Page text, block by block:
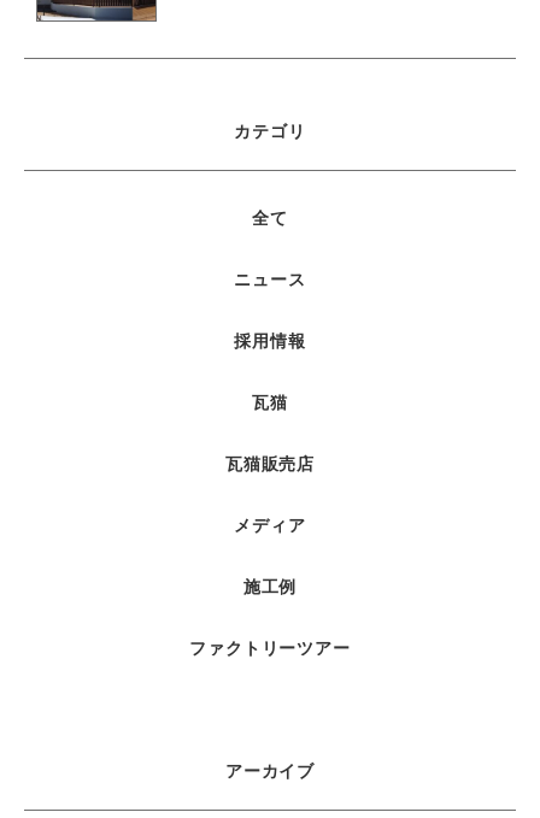
カテゴリ
全て
ニュース
採用情報
瓦猫
瓦猫販売店
メディア
施工例
ファクトリーツアー
アーカイブ